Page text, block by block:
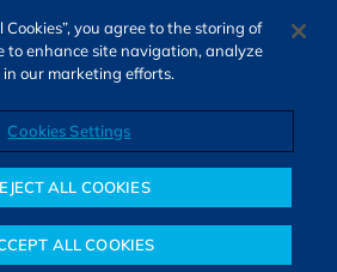
Objetivos financeiros Investimentos Mais
Cookies Settings
Cookies”, you agree to the storing of
to enhance site navigation, analyze
our marketing efforts.
Cookies Settings
ALL COOKIES
ALL COOKIES